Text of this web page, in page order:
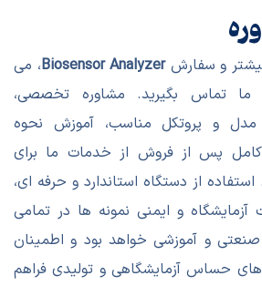
بیشتر و سفارشBiosensor Analyzer، می
ما تماس بگیرید. مشاوره تخصصی،
مدل و پروتکل مناسب، آموزش نحوه
کامل پس از فروش از خدمات ما برای
از دستگاه استاندارد و حرفه ای،
و ایمنی نمونه ها در تمامی
صنعتی و آموزشی خواهد بود و اطمینان
حساس آزمایشگاهی و تولیدی فراهم